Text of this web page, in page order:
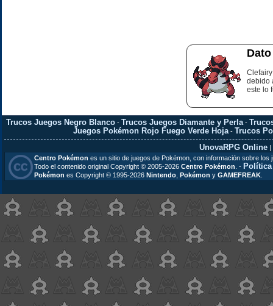
debido
este lo
Trucos Juegos Negro Blanco -Trucos Juegos Diamante y Perla -
Juegos Pokémon Rojo Fuego Verde Hoja- Trucos
UnovaRPG Online|
Centro Pokémon es un sitio de juegos de Pokémon, con información sobre
Todo el contenido original Copyright © 2005-2026 Centro Pokémon . -
Pokémon es Copyright © 1995-2026 Nintendo Pokémon y GAMEFREAK